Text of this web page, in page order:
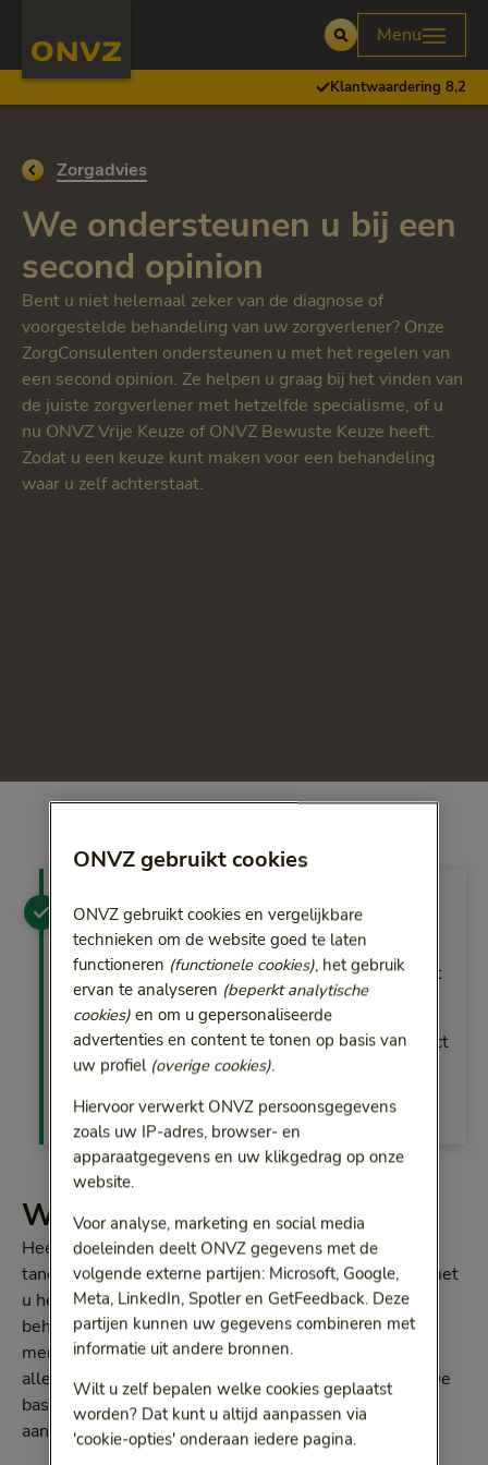
Open
Menu
Klantwaardering 8,2
Ga terug naar
Zorgadvies
We ondersteunen u bij een
second opinion
Bent u niet helemaal zeker van de diagnose of
voorgestelde behandeling van uw zorgverlener? Onze
ZorgConsulenten ondersteunen u met het regelen van
een second opinion. Ze helpen u graag bij het vinden van
de juiste zorgverlener met hetzelfde specialisme, of u
nu ONVZ Vrije Keuze of ONVZ Bewuste Keuze heeft.
Zodat u een keuze kunt maken voor een behandeling
waar u zelf achterstaat.
Laat de ZorgConsulent u
bellen wanneer het u uitkomt
U kunt een belverzoek achterlaten. Dan wordt
u gebeld op de tijden die u aangeeft.
Voor declaratie-/dekkingsvragen kunt u contact
opnemen met ons Service Center. De snelste
manier is via
live chat.
Wat is een second opinion?
Heeft u vragen over de diagnose die uw huisarts,
tandarts, medisch specialist of andere zorgverlener met
u heeft besproken? Of over een voorgestelde
behandeling? Dan kunt u een (andere) arts om zijn
mening vragen: een second opinion. Die arts geeft
alleen zijn visie en neemt niet de behandeling over. De
basisverzekering vergoedt eensecond opinion
aan bepaalde voorwaarden is voldaan.
ONVZ gebruikt cookies
ONVZ gebruikt cookies en vergelijkbare
technieken om de website goed te laten
functioneren (functionele cookies), het gebruik
ervan te analyseren (beperkt analytische
cookies)en om u gepersonaliseerde
advertenties en content te tonen op basis van
uw profiel (overige cookies).
Hiervoor verwerkt ONVZ persoonsgegevens
zoals uw IP-adres, browser- en
apparaatgegevens en uw klikgedrag op onze
website.
Voor analyse, marketing en social media
doeleinden deelt ONVZ gegevens met de
volgende externe partijen: Microsoft, Google,
Meta, LinkedIn, Spotler en GetFeedback. Deze
partijen kunnen uw gegevens combineren met
informatie uit andere bronnen.
Wilt u zelf bepalen welke cookies geplaatst
worden? Dat kunt u altijd aanpassen via
'cookie-opties' onderaan iedere pagina.